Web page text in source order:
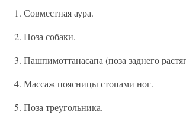
1. Совместная аура.
2. Поза собаки.
3. Пашпимоттанасапа (поза заднего
4. Массаж поясницы стопами ног.
5. Поза треугольника.